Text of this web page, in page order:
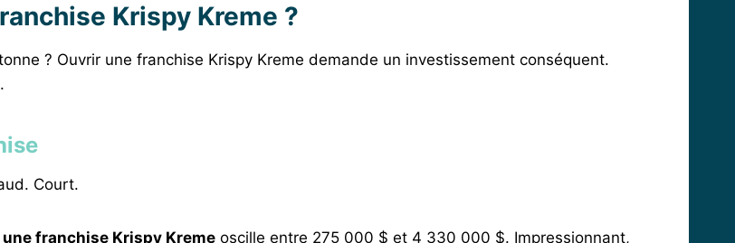
Krispy Kreme ?
? Ouvrir une franchise Krispy Kreme demande un investissement conséquent.
Court.
franchise Krispy Kreme oscille entre 275 000 $ et 4 330 000 $. Impressionnant,